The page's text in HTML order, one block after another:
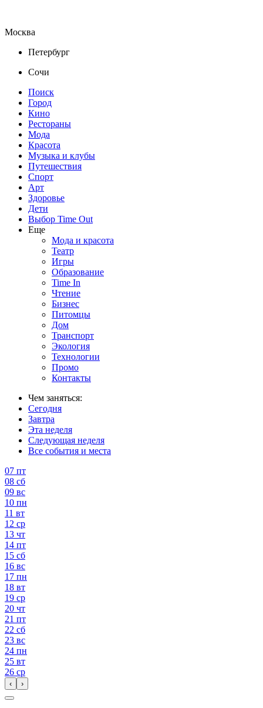
Москва
Петербург
Сочи
Поиск
Город
Кино
Рестораны
Мода
Красота
Музыка и клубы
Путешествия
Спорт
Арт
Здоровье
Дети
Выбор Time Out
Еще
Мода и красота
Театр
Игры
Образование
Time In
Чтение
Бизнес
Питомцы
Дом
Транспорт
Экология
Технологии
Промо
Контакты
Чем заняться:
Сегодня
Завтра
Эта неделя
Следующая неделя
Все события и места
07 пт
08 сб
09 вс
10 пн
11 вт
12 ср
13 чт
14 пт
15 сб
16 вс
17 пн
18 вт
19 ср
20 чт
21 пт
22 сб
23 вс
24 пн
25 вт
26 ср
‹ ›